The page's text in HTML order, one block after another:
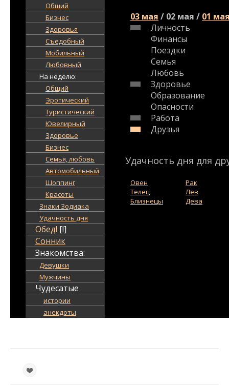
Общий
Бизнес
Здоровья
Съедобный
Мобильный
Любовный
На неделю:
Общий
Эротический
Туристический
Ювелирный
Здоровье
Бизнес
Семья, любовь
Автомобильный
Шоппинг
Красоты
Знаки Зодиака
Удачность дня
Обед! [!]
Сонник
Знакомства:
Девушки
Мужчины
Чудесатые
истории
анекдоты
03 мая / 02 мая / 01
Личность
Финансы
Поездки
Семья
Любовь
Здоровье
Образование
Опасности
Работа
Друзья
Удачность дня для
Овен
Телец
Близнецы
Рак
Лев
Дева